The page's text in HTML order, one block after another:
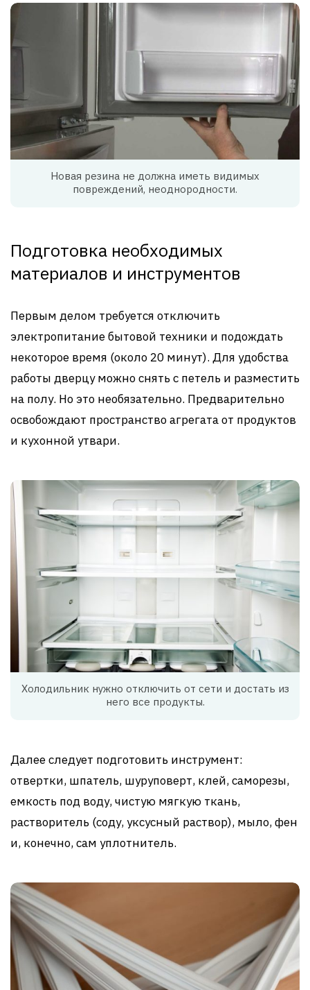
Новая резина не должна иметь видимых
повреждений, неоднородности.
Подготовка необходимых
материалов и инструментов
Первым делом требуется отключить
электропитание бытовой техники и подождать
некоторое время (около 20 минут). Для удобства
работы дверцу можно снять с петель и разместить
на полу. Но это необязательно. Предварительно
освобождают пространство агрегата от продуктов
и кухонной утвари.
Холодильник нужно отключить от сети и достать из
него все продукты.
Далее следует подготовить инструмент:
отвертки, шпатель, шуруповерт, клей, саморезы,
емкость под воду, чистую мягкую ткань,
растворитель (соду, уксусный раствор), мыло, фен
и, конечно, сам уплотнитель.